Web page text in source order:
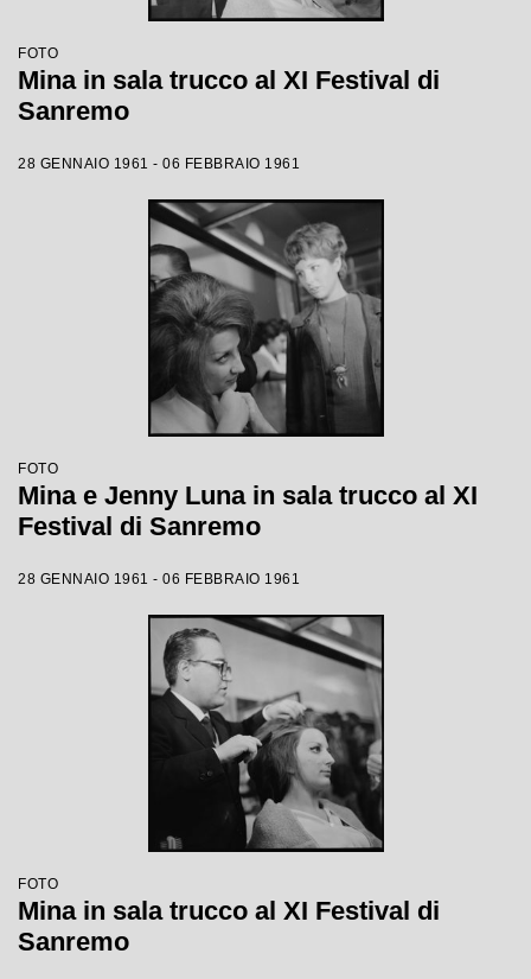
FOTO
Mina in sala trucco al XI Festival di
Sanremo
28 GENNAIO 1961 - 06 FEBBRAIO 1961
FOTO
Mina e Jenny Luna in sala trucco al XI
Festival di Sanremo
28 GENNAIO 1961 - 06 FEBBRAIO 1961
FOTO
Mina in sala trucco al XI Festival di
Sanremo